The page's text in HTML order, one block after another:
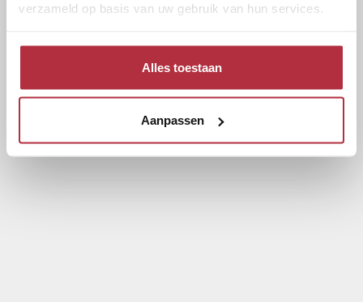
verzameld op basis van uw gebruik van hun services.
Alles toestaan
Aanpassen